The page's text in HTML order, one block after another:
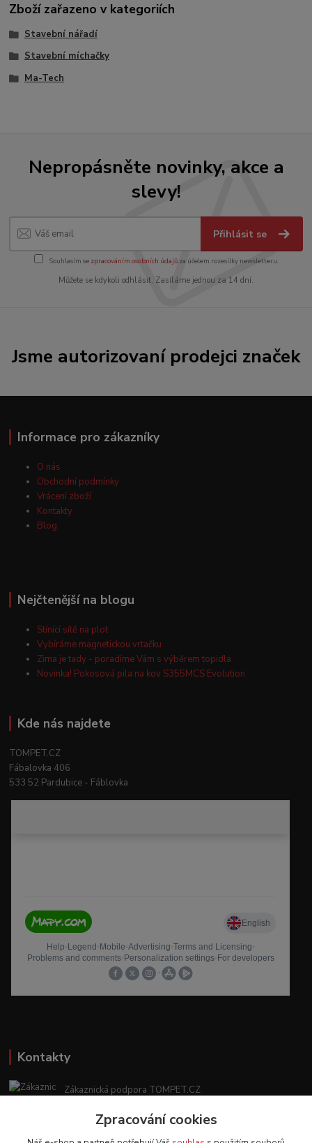
Zboží zařazeno v kategoriích
Stavební nářadí
Stavební míchačky
Ma-Tech
Nepropásněte novinky, akce a
slevy!
Přihlásit se
Souhlasím se zpracováním osobních údajůza účelem rozesílky newsletteru.
Můžete se kdykoli odhlásit. Zasíláme jednou za 14 dní.
Jsme autorizovaní prodejci značek
Informace pro zákazníky
O nás
Obchodní podmínky
Vrácení zboží
Kontakty
Blog
Nejčtenější na blogu
Stínící sítě na plot
Vybíráme magnetickou vrtačku
Zima je tady - poradíme Vám s výběrem topidla
Novinka! Pokosová pila na kov S355MCS Evolution
Kde nás najdete
TOMPET.CZ
Fábalovka 406
533 52 Pardubice - Fáblovka
Kontakty
Zákaznická podpora TOMPET.CZ
(Po-Ne, 8-20 hod.)
Zpracování cookies